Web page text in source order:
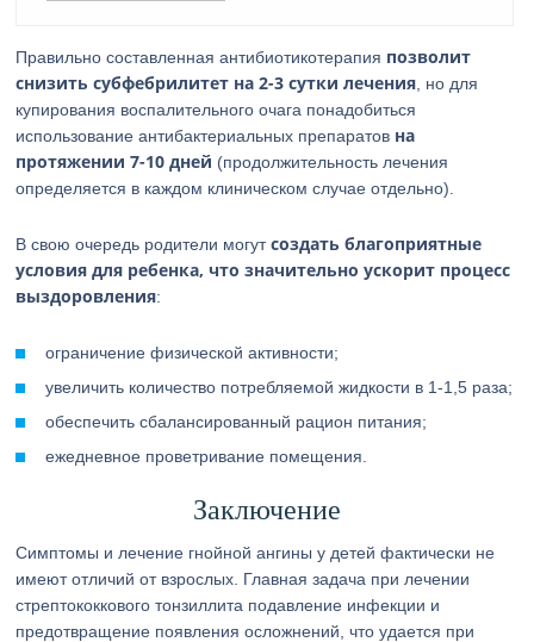
Правильно составленная антибиотикотерапия позволит
снизить субфебрилитет на 2-3 сутки лечения , но для
купирования воспалительного очага понадобиться
использование антибактериальных препаратов на
протяжении 7-10 дней (продолжительность лечения
определяется в каждом клиническом случае отдельно).
В свою очередь родители могутсоздать благоприятные
условия для ребенка, что значительно ускорит процесс
выздоровления:
ограничение физической активности;
увеличить количество потребляемой жидкости в 1-1,5 раза;
обеспечить сбалансированный рацион питания;
ежедневное проветривание помещения.
Заключение
Симптомы и лечение гнойной ангины у детей фактически не
имеют отличий от взрослых. Главная задача при лечении
стрептококкового тонзиллита подавление инфекции и
предотвращение появления осложнений, что удается при